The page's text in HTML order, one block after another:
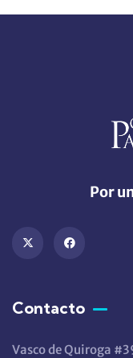
Por
Contacto
Vasco de Quiroga